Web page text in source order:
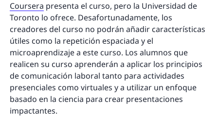
Coursera presenta el curso, pero la Universidad de
Toronto lo ofrece. Desafortunadamente, los
creadores del curso no podrán añadir características
útiles como la repetición espaciada y el
microaprendizaje a este curso. Los alumnos que
realicen su curso aprenderán a aplicar los principios
de comunicación laboral tanto para actividades
presenciales como virtuales y a utilizar un enfoque
basado en la ciencia para crear presentaciones
impactantes.